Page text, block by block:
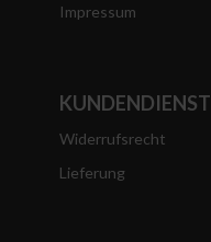
Impressum
KUNDENDIENST
Widerrufsrecht
Lieferung